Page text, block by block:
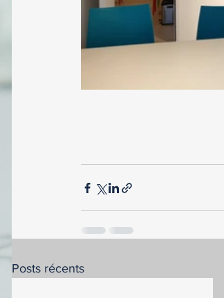
Posts récents